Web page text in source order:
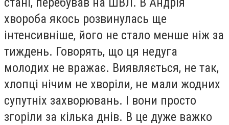
хвороба якось розвинулась ще
інтенсивніше, його не стало менше ніж за
тиждень. Говорять, що ця недуга
молодих не вражає. Виявляється, не так,
хлопці нічим не хворіли, не мали жодних
супутніх захворювань. І вони просто
згоріли за кілька днів. В це дуже важко